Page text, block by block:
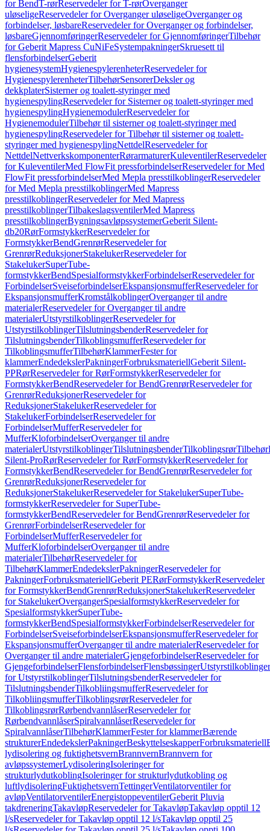
for BendT-rørReservedeler for T-rørOverganger
uløseligeReservedeler for Overganger uløseligeOverganger og
forbindelser, løsbareReservedeler for Overganger og forbindelser,
løsbareGjennomføringerReservedeler for GjennomføringerTilbehør
for Geberit Mapress CuNiFeSystempakningerSkruesett til
flensforbindelserGeberit
hygienesystemHygienespylerenheterReservedeler for
HygienespylerenheterTilbehørSensorerDeksler og
dekkplaterSisterner og toalett-styringer med
hygienespylingReservedeler for Sisterner og toalett-styringer med
hygienespylingHygienemodulerReservedeler for
HygienemodulerTilbehør til sisterner og toalett-styringer med
hygienespylingReservedeler for Tilbehør til sisterner og toalett-
styringer med hygienespylingNettdelReservedeler for
NettdelNettverkskomponenterRørarmaturerKuleventilerReservedeler
for KuleventilerMed FlowFit pressforbindelserReservedeler for Med
FlowFit pressforbindelserMed Mepla presstilkoblingerReservedeler
for Med Mepla presstilkoblingerMed Mapress
presstilkoblingerReservedeler for Med Mapress
presstilkoblingerTilbakeslagsventilerMed Mapress
presstilkoblingerBygningsavløpssystemerGeberit Silent-
db20RørFormstykkerReservedeler for
FormstykkerBendGrenrørReservedeler for
GrenrørReduksjonerStakelukerReservedeler for
StakelukerSuperTube-
formstykkerBendSpesialformstykkerForbindelserReservedeler for
ForbindelserSveiseforbindelserEkspansjonsmufferReservedeler for
EkspansjonsmufferKromstålkoblingerOverganger til andre
materialerReservedeler for Overganger til andre
materialerUtstyrstilkoblingerReservedeler for
UtstyrstilkoblingerTilslutningsbenderReservedeler for
TilslutningsbenderTilkoblingsmufferReservedeler for
TilkoblingsmufferTilbehørKlammerFester for
klammerEndedekslerPakningerForbruksmateriellGeberit Silent-
PPRørReservedeler for RørFormstykkerReservedeler for
FormstykkerBendReservedeler for BendGrenrørReservedeler for
GrenrørReduksjonerReservedeler for
ReduksjonerStakelukerReservedeler for
StakelukerForbindelserReservedeler for
ForbindelserMufferReservedeler for
MufferKloforbindelserOverganger til andre
materialerUtstyrstilkoblingerTilslutningsbenderTilkoblingsrørTilbehør
Silent-ProRørReservedeler for RørFormstykkerReservedeler for
FormstykkerBendReservedeler for BendGrenrørReservedeler for
GrenrørReduksjonerReservedeler for
ReduksjonerStakelukerReservedeler for StakelukerSuperTube-
formstykkerReservedeler for SuperTube-
formstykkerBendReservedeler for BendGrenrørReservedeler for
GrenrørForbindelserReservedeler for
ForbindelserMufferReservedeler for
MufferKloforbindelserOverganger til andre
materialerTilbehørReservedeler for
TilbehørKlammerEndedekslerPakningerReservedeler for
PakningerForbruksmateriellGeberit PERørFormstykkerReservedeler
for FormstykkerBendGrenrørReduksjonerStakelukerReservedeler
for StakelukerOvergangerSpesialformstykkerReservedeler for
SpesialformstykkerSuperTube-
formstykkerBendSpesialformstykkerForbindelserReservedeler for
ForbindelserSveiseforbindelserEkspansjonsmufferReservedeler for
EkspansjonsmufferOverganger til andre materialerReservedeler for
Overganger til andre materialerGjengeforbindelserReservedeler for
GjengeforbindelserFlensforbindelserFlensbøssingerUtstyrstilkoblinger
for UtstyrstilkoblingerTilslutningsbenderReservedeler for
TilslutningsbenderTilkobliingsmufferReservedeler for
TilkobliingsmufferTilkoblingsrørReservedeler for
TilkoblingsrørRørbendvannlåserReservedeler for
RørbendvannlåserSpiralvannlåserReservedeler for
SpiralvannlåserTilbehørKlammerFester for klammerBærende
strukturerEndedekslerPakningerBeskyttelseskapperForbruksmateriell
lydisolering og fuktighetsvernBrannvernBrannvern for
avløpssystemerLydisoleringIsoleringer for
strukturlydutkoblingIsoleringer for strukturlydutkobling og
luftlydisoleringFuktighetsvernTettingerVentilatorventiler for
avløpVentilatorventilerEnergistoppeventilerGeberit Pluvia
takdreneringTakavløpReservedeler for TakavløpTakavløp opptil 12
l/sReservedeler for Takavløp opptil 12 l/sTakavløp opptil 25